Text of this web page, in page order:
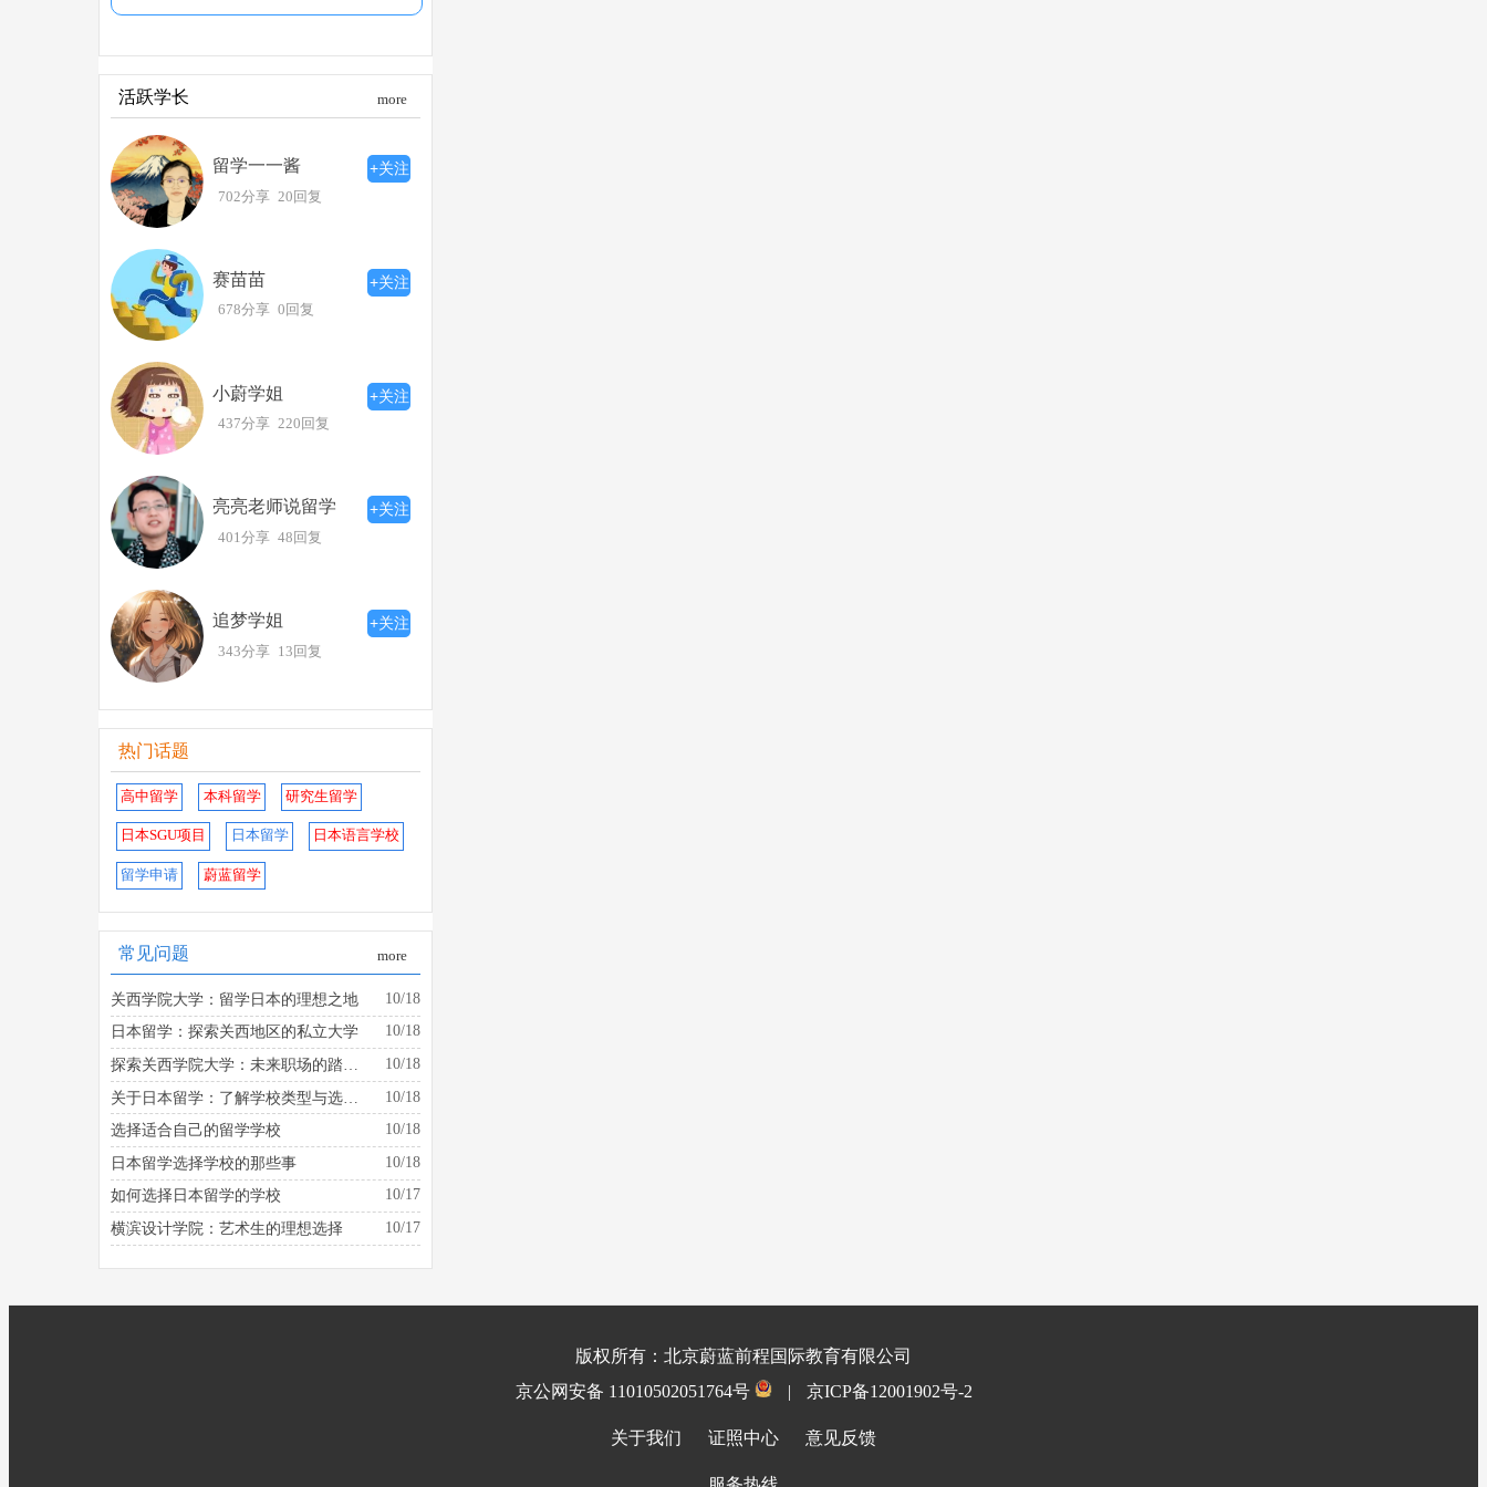
活跃学长 more
留学一一酱 +关注
702分享 20回复
赛苗苗 +关注
678分享 0回复
小蔚学姐 +关注
437分享 220回复
亮亮老师说留学 +关注
401分享 48回复
追梦学姐 +关注
343分享 13回复
热门话题
高中留学 本科留学 研究生留学
日本SGU项目 日本留学 日本语言学校
留学申请 蔚蓝留学
常见问题 more
关西学院大学：留学日本的理想之地
10/18
日本留学：探索关西地区的私立大学
10/18
10/18
10/18
选择适合自己的留学学校
10/18
日本留学选择学校的那些事
10/18
如何选择日本留学的学校
10/17
横滨设计学院：艺术生的理想选择
10/17
版权所有：北京蔚蓝前程国际教育有限公司
京公网安备 11010502051764号
| 京ICP备12001902号-2
关于我们 证照中心 意见反馈